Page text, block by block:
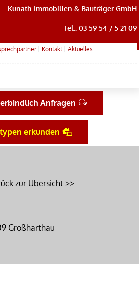
Kunath Immobilien & Bauträger GmbH
Tel.: 03 59 54 / 5 21 09
| Kontakt| Aktuelles
Anfragen
erkunden
zur Übersicht >>
Großharthau